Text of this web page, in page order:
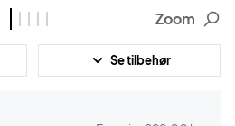
Zoom
Se tilbehør